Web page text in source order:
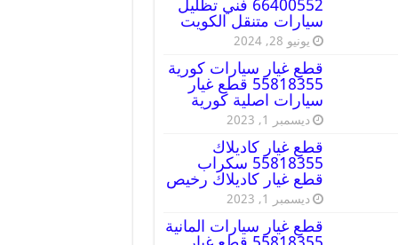
66400552 فني تظليل
سيارات متنقل الكويت
يونيو 28, 2024
قطع غيار سيارات كورية
55818355 قطع غيار
سيارات اصلية كورية
ديسمبر 1, 2023
قطع غيار كاديلاك
55818355 سكراب
قطع غيار كاديلاك رخيص
ديسمبر 1, 2023
قطع غيار سيارات المانية